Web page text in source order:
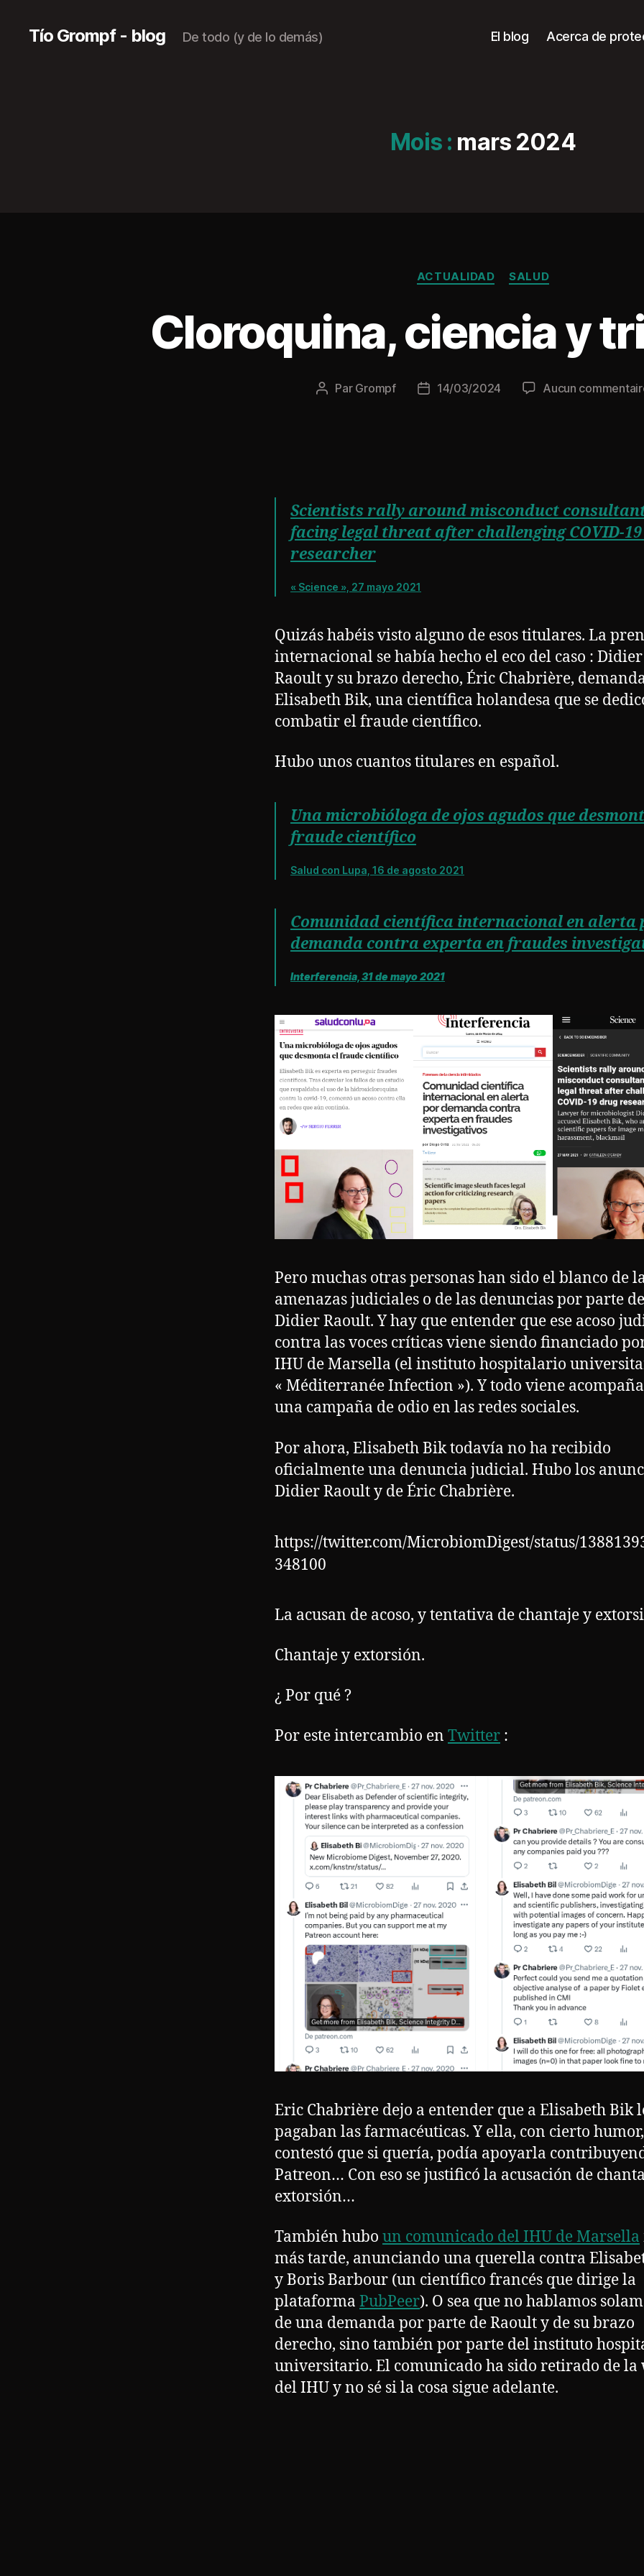
Tío Grompf - blog De todo (y de lo demás) El blog Acerca de
Mois : mars 2024
Catégories
ACTUALIDAD SALUD
Cloroquina, ciencia y
Auteur
Par Grompf
Date14/03/2024 Aucun
Scientists rally around misconduct
facing legal threat after challenging COVID-
researcher
« Science », 27 mayo 2021
Quizás habéis visto alguno de esos titulares. La
internacional se había hecho el eco del caso : Didier
Raoult y su brazo derecho, Éric Chabrière,
Elisabeth Bik, una científica holandesa que se
combatir el fraude científico.
Hubo unos cuantos titulares en español.
Una microbióloga de ojos agudos que
fraude científico
Salud con Lupa, 16 de agosto 2021
Comunidad científica internacional en alerta
demanda contra experta en fraudes
Interferencia, 31 de mayo 2021
Pero muchas otras personas han sido el blanco de
amenazas judiciales o de las denuncias por parte de
Didier Raoult. Y hay que entender que ese acoso
contra las voces críticas viene siendo financiado
IHU de Marsella (el instituto hospitalario
« Méditerranée Infection »). Y todo viene
una campaña de odio en las redes sociales.
Por ahora, Elisabeth Bik todavía no ha recibido
oficialmente una denuncia judicial. Hubo los
Didier Raoult y de Éric Chabrière.
https://twitter.com/MicrobiomDigest/status/
348100
La acusan de acoso, y tentativa de chantaje y
Chantaje y extorsión.
¿ Por qué ?
Por este intercambio en Twitter :
Eric Chabrière dejo a entender que a Elisabeth Bik
pagaban las farmacéuticas. Y ella, con cierto
contestó que si quería, podía apoyarla
Patreon… Con eso se justificó la acusación de
extorsión…
También hubo un comunicado del IHU de Marsella
más tarde, anunciando una querella contra
y Boris Barbour (un científico francés que dirige la
plataforma PubPeer). O sea que no hablamos
de una demanda por parte de Raoult y de su brazo
derecho, sino también por parte del instituto
universitario. El comunicado ha sido retirado de la
del IHU y no sé si la cosa sigue adelante.